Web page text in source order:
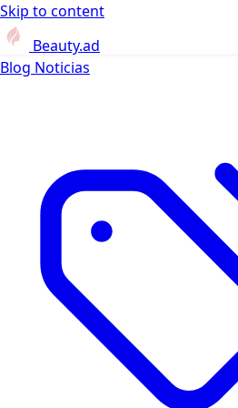
Skip to content
Beauty.ad
Blog Noticias